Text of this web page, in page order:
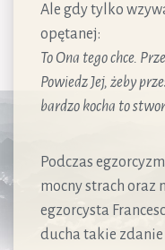
Ale gdy tylko
opętanej:
To Ona tego chce.
Powiedz Jej, żeby
bardzo kocha to
Podczas
mocny strach oraz
egzorcysta
ducha takie zdanie